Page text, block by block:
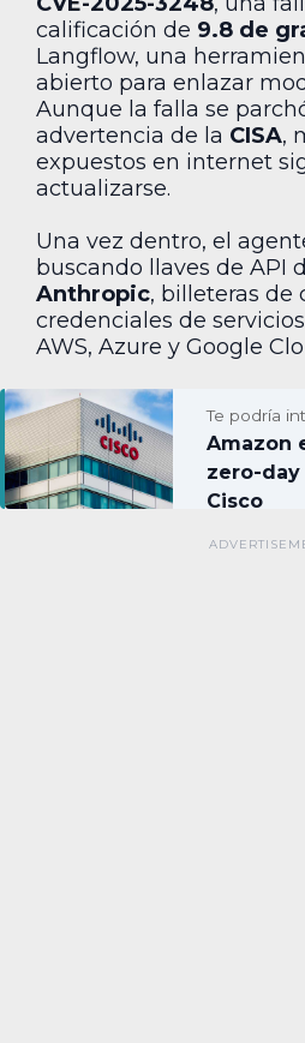
calificación de 9.8 de
Langflow, una
abierto para enlazar
Aunque la falla se
advertencia de la CISA,
expuestos en internet
actualizarse.
Una vez dentro, el
buscando llaves de API
Anthropic, billeteras de
credenciales de
AWS, Azure y Google
Te podría
Amazon
zero-
Cisco